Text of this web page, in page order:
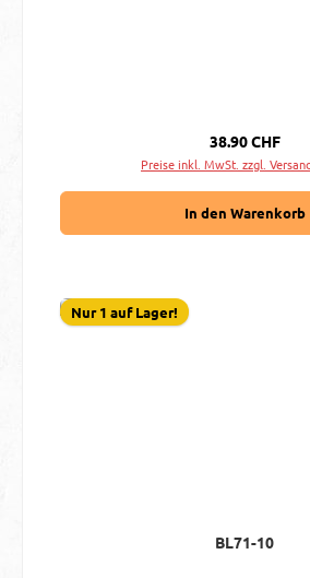
Regulärer Preis:
38.90 CHF
Preise inkl. MwSt. zzgl.
In den Warenkorb
Nur 1 auf Lager!
BL71-10